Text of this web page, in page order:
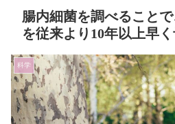
腸内細菌を調べること
を従来より10年以上早
科学